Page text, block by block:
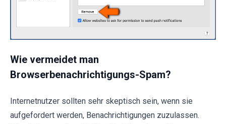
Wie vermeidet man
Browserbenachrichtigungs-Spam?
Internetnutzer sollten sehr skeptisch sein, wenn sie
aufgefordert werden, Benachrichtigungen zuzulassen.